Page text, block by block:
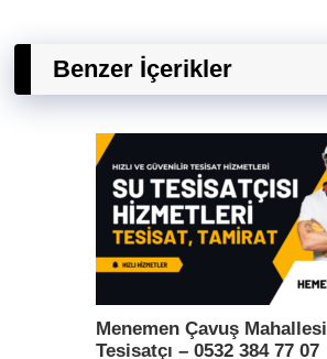
Benzer İçerikler
Menemen Çavuş Mahallesi
Tesisatçı – 0532 384 77 07